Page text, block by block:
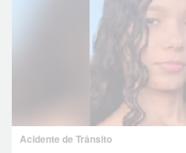
Acidente de Trânsito